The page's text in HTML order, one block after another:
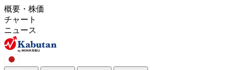
概要・株価
チャート
ニュース